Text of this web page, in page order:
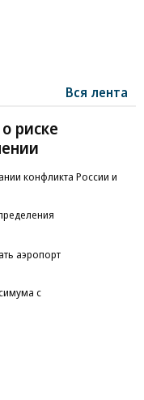
Вся лента
риске
конфликта России и
аэропорт
с